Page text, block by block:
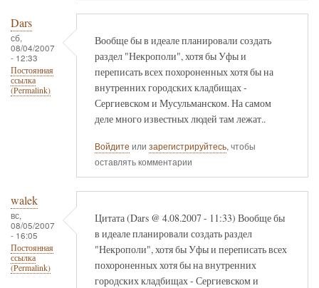
Dars
сб,
08/04/2007
- 12:33
Постоянная
ссылка
(Permalink)
Вообще бы в идеале планировали создать
раздел "Некрополи", хотя бы Уфы и
переписать всех похороненных хотя бы на
внутренних городских кладбищах -
Сергиевском и Мусульманском. На самом
деле много известных людей там лежат..
Войдите или зарегистрируйтесь, чтобы
оставлять комментарии
walek
вс,
08/05/2007
- 16:05
Постоянная
ссылка
(Permalink)
Цитата (Dars @ 4.08.2007 - 11:33) Вообще бы
в идеале планировали создать раздел
"Некрополи", хотя бы Уфы и переписать всех
похороненных хотя бы на внутренних
городских кладбищах - Сергиевском и